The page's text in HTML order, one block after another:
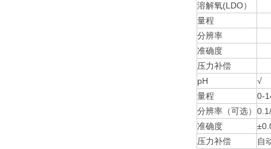
溶解氧(LDO）
量程
分辨率
准确度
压力补偿
pH
√
量程
0-
分辨率（可选）
准确度
压力补偿
自